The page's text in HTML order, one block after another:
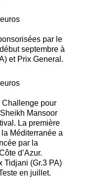
par le
septembre à
et Prix General.
Challenge pour
Mansoor
La première
Méditerranée a
par la
d’Azur.
Tidjani (Gr.3 PA)
en juillet.